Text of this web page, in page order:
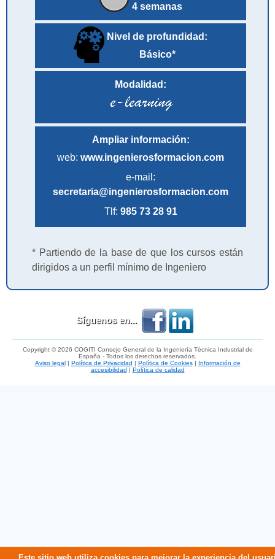
4 semanas
Nivel de profundidad:
Básico*
Modalidad:
Ampliar información:
web: www.ingenierosformacion.com
e-mail:
secretaria@ingenierosformacion.com
Tlf: 985 73 28 91
* Partiendo de la base de que los cursos están
dirigidos a un perfil mínimo de Ingeniero
Síguenos en...
Copyright © 2026 COGITI Consejo General de la Ingeniería Técnica Industrial de
España - Todos los derechos reservados.
Aviso legal
Política de Privacidad Política de Cookies|
Información de
accesibilidad
Política de calidad